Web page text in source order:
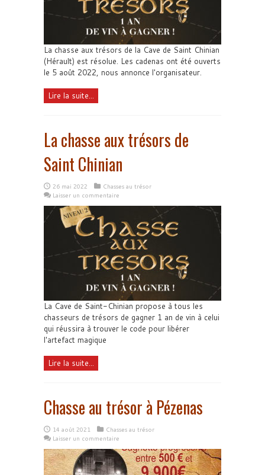
La chasse aux trésors de la Cave de Saint Chinian
(Hérault) est résolue. Les cadenas ont été ouverts
le 5 août 2022, nous annonce l'organisateur.
Lire la suite...
La chasse aux trésors de
Saint Chinian
26 mai 2022
Chasses au trésor
Laisser un commentaire
La Cave de Saint-Chinian propose à tous les
chasseurs de trésors de gagner 1 an de vin à celui
qui réussira à trouver le code pour libérer
l'artefact magique
Lire la suite...
Chasse au trésor à Pézenas
14 août 2021
Chasses au trésor
Laisser un commentaire